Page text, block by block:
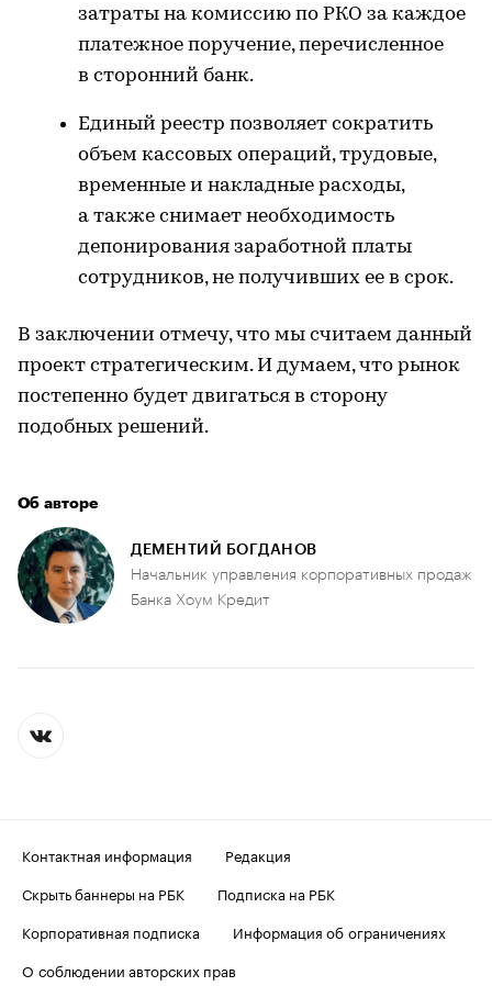
затраты на комиссию по РКО за каждое
платежное поручение, перечисленное
в сторонний банк.
Единый реестр позволяет сократить
объем кассовых операций, трудовые,
временные и накладные расходы,
а также снимает необходимость
депонирования заработной платы
сотрудников, не получивших ее в срок.
В заключении отмечу, что мы считаем данный
проект стратегическим. И думаем, что рынок
постепенно будет двигаться в сторону
подобных решений.
Об авторе
ДЕМЕНТИЙ БОГДАНОВ
Начальник управления корпоративных продаж
Банка Хоум Кредит
Контактная информация
Редакция
Скрыть баннеры на РБК
Подписка на РБК
Корпоративная подписка
Информация об ограничениях
О соблюдении авторских прав